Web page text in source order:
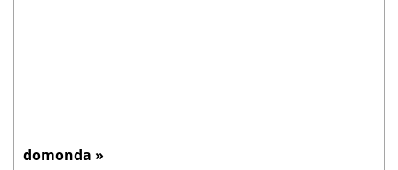
domonda »